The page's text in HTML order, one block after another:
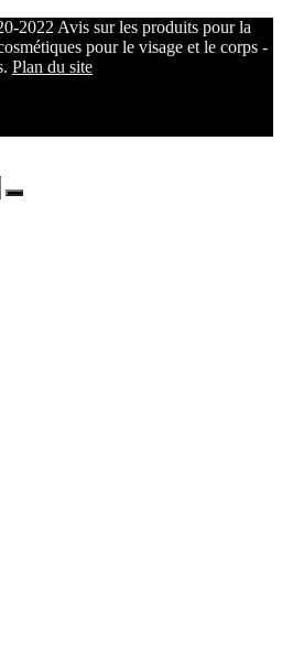
2022 Avis sur les produits pour la
pour le visage et le corps -
Plan du site